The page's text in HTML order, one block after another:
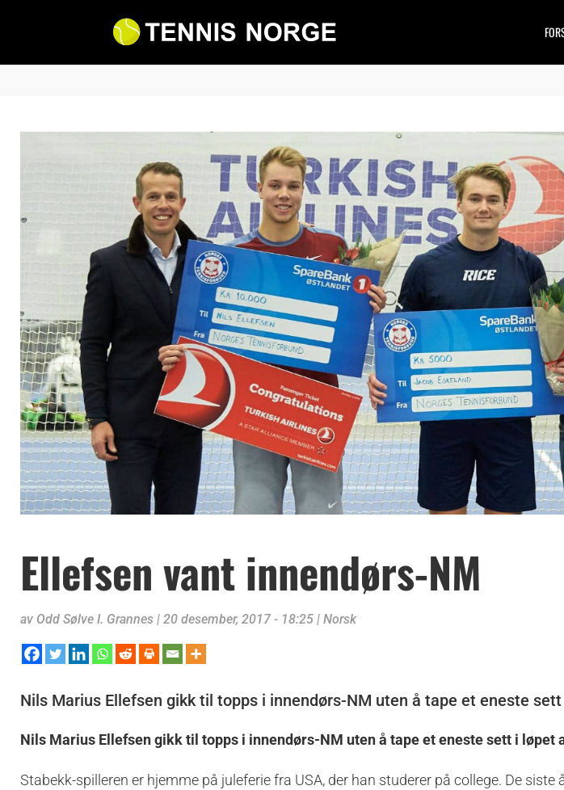
Ellefsen vant innendørs-NM
av Odd Sølve I. Grannes | 20 desember, 2017 - 18:25 | Norsk
Nils Marius Ellefsen gikk til topps i innendørs-NM uten å tape et eneste
Nils Marius Ellefsen gikk til topps i innendørs-NM uten å tape et eneste sett i løpet
Stabekk-spilleren er hjemme på juleferie fra USA, der han studerer på college. De siste